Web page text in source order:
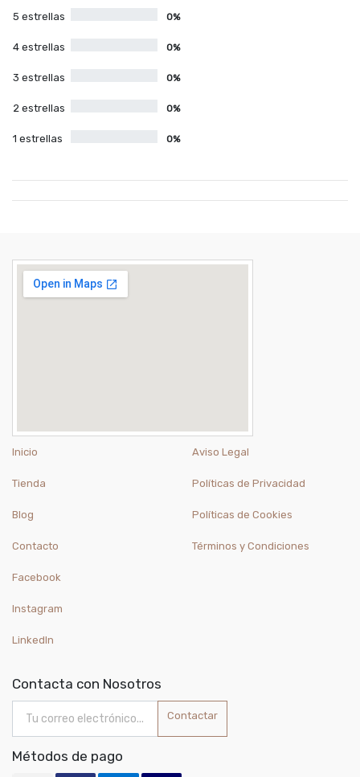
5 estrellas
0%
4 estrellas 0%
3 estrellas 0%
2 estrellas 0%
1 estrellas 0%
Inicio
Tienda
Blog
Contacto
Aviso Legal
Políticas de Privacidad
Políticas de Cookies
Términos y Condiciones
Facebook
Instagram
LinkedIn
Contacta con Nosotros
Contactar
Métodos de pago